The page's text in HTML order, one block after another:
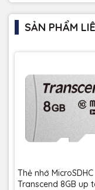
SẢN PHẨM
Thẻ nhớ MicroSDHC
Transcend 8GB up